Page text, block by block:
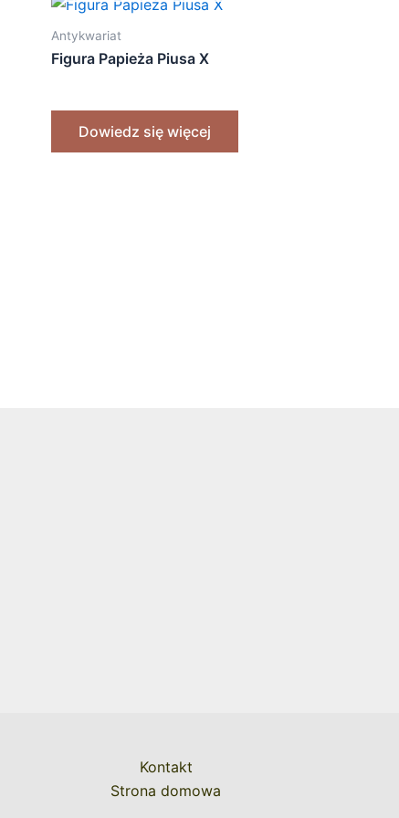
Antykwariat
Figura Papieża Piusa X
Dowiedz się więcej
Kontakt
Strona domowa